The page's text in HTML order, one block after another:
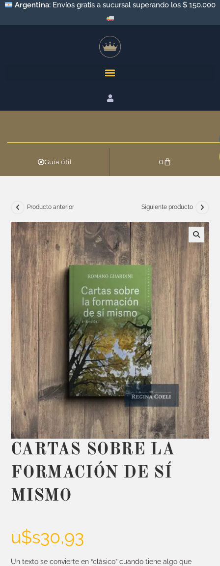
Argentina: Envíos gratis a sucursal superando los $ 150.000
Guía útil 0
Producto anterior Siguiente producto
CARTAS SOBRE LA
FORMACIÓN DE SÍ
MISMO
u$s30,93
Un texto se convierte en “clásico” cuando tiene algo que